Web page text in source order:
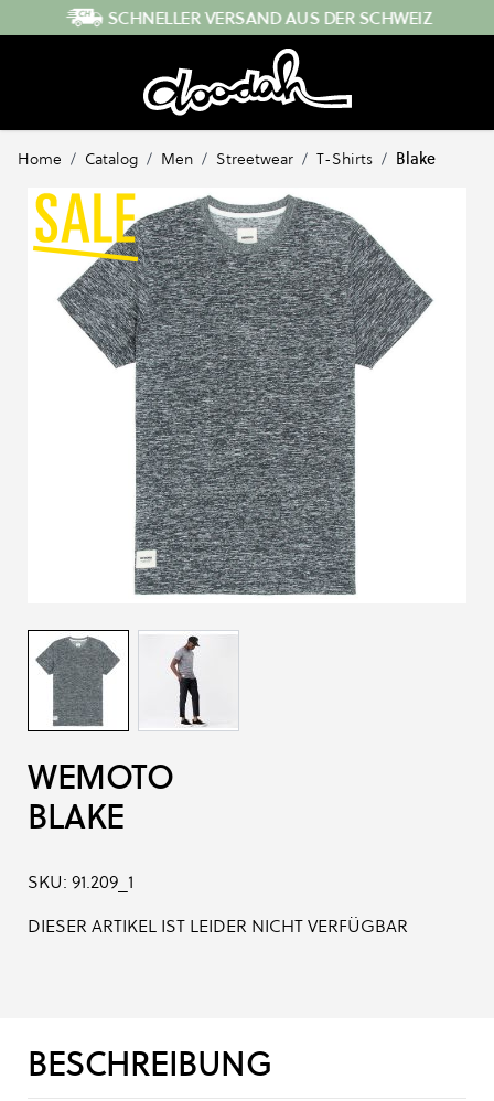
Direkt zum InhaltSCHNELLER VERSAND AUS DER SCHWEIZ
Home / Catalog / Men / Streetwear / T-Shirts / Blake
WEMOTO
BLAKE
SKU: 91.209_1
DIESER ARTIKEL IST LEIDER NICHT VERFÜGBAR
BESCHREIBUNG